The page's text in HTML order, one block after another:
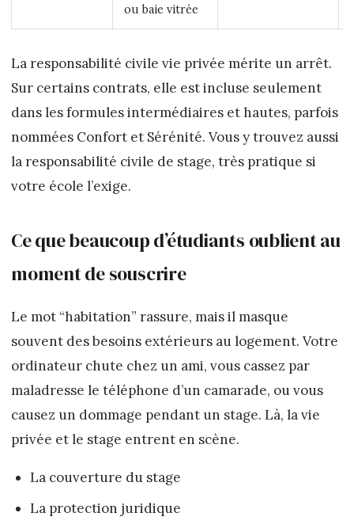
ou baie vitrée
La responsabilité civile vie privée mérite un arrêt.
Sur certains contrats, elle est incluse seulement
dans les formules intermédiaires et hautes, parfois
nommées Confort et Sérénité. Vous y trouvez aussi
la responsabilité civile de stage, très pratique si
votre école l’exige.
Ce que beaucoup d’étudiants oublient au
moment de souscrire
Le mot “habitation” rassure, mais il masque
souvent des besoins extérieurs au logement. Votre
ordinateur chute chez un ami, vous cassez par
maladresse le téléphone d’un camarade, ou vous
causez un dommage pendant un stage. Là, la vie
privée et le stage entrent en scène.
La couverture du stage
La protection juridique